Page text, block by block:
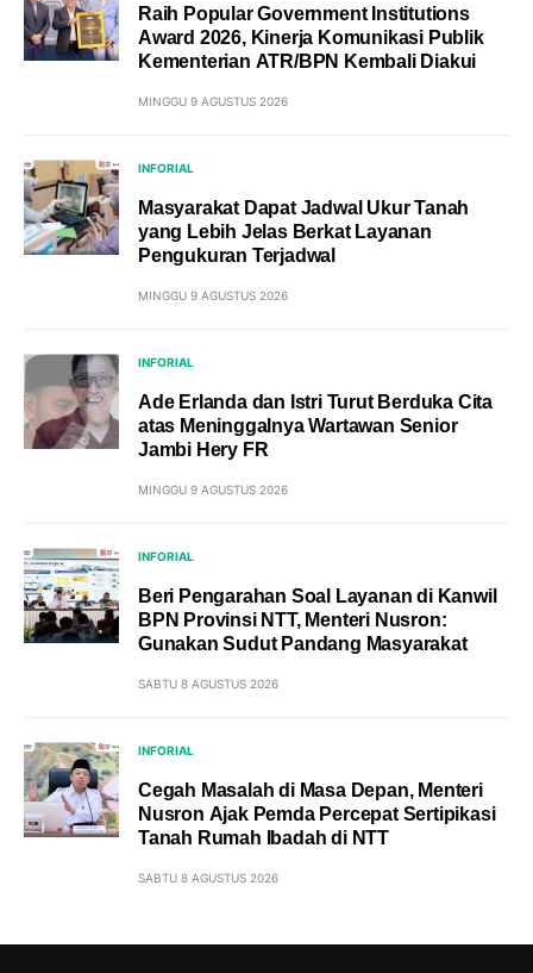
Raih Popular Government Institutions
Award 2026, Kinerja Komunikasi Publik
Kementerian ATR/BPN Kembali Diakui
MINGGU 9 AGUSTUS 2026
INFORIAL
Masyarakat Dapat Jadwal Ukur Tanah
yang Lebih Jelas Berkat Layanan
Pengukuran Terjadwal
MINGGU 9 AGUSTUS 2026
INFORIAL
Ade Erlanda dan Istri Turut Berduka Cita
atas Meninggalnya Wartawan Senior
Jambi Hery FR
MINGGU 9 AGUSTUS 2026
INFORIAL
Beri Pengarahan Soal Layanan di Kanwil
BPN Provinsi NTT, Menteri Nusron:
Gunakan Sudut Pandang Masyarakat
SABTU 8 AGUSTUS 2026
INFORIAL
Cegah Masalah di Masa Depan, Menteri
Nusron Ajak Pemda Percepat Sertipikasi
Tanah Rumah Ibadah di NTT
SABTU 8 AGUSTUS 2026